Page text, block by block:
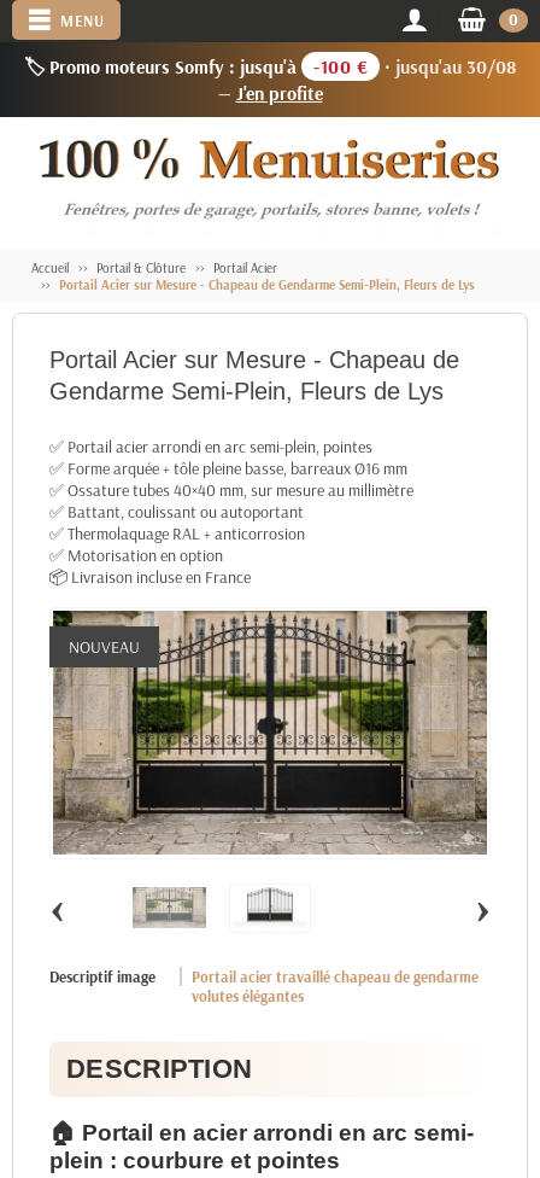
🏷️ Promo moteurs Somfy : jusqu'à -100 €
· jusqu'au 30/08
— J'en profite
MENU 0
Accueil Portail & Clôture
Portail Acier
Portail Acier sur Mesure - Chapeau de Gendarme Semi-Plein, Fleurs de Lys
Portail Acier sur Mesure - Chapeau de
Gendarme Semi-Plein, Fleurs de Lys
✅ Portail acier arrondi en arc semi-plein, pointes
✅ Forme arquée + tôle pleine basse, barreaux Ø16 mm
✅ Ossature tubes 40×40 mm, sur mesure au millimètre
✅ Battant, coulissant ou autoportant
✅ Thermolaquage RAL + anticorrosion
✅ Motorisation en option
📦 Livraison incluse en France
NOUVEAU
‹ ›
Descriptif image
Portail acier travaillé chapeau de gendarme
volutes élégantes
DESCRIPTION
🏠 Portail en acier arrondi en arc semi-
plein : courbure et pointes